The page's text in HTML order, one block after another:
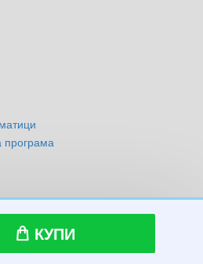
КУПИ
програма
Всички права запазени